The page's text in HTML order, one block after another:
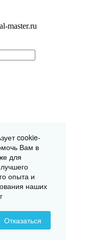
master.ru
cookie-
Вам в
для
опыта и
наших
Отказаться